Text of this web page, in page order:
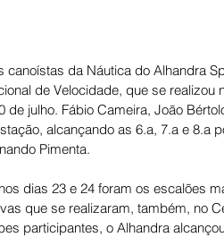
canoístas da Náutica do Alhandra
de Velocidade, que se realizou
de julho. Fábio Cameira, João
alcançando as 6.a, 7.a e 8.a
Pimenta.
dias 23 e 24 foram os escalões
que se realizaram, também, no
participantes, o Alhandra